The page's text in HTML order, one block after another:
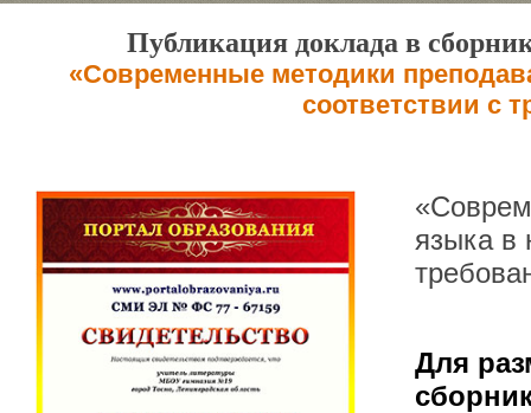
Публикация доклада в
«Современные методики
соответствии с
языка в
Для